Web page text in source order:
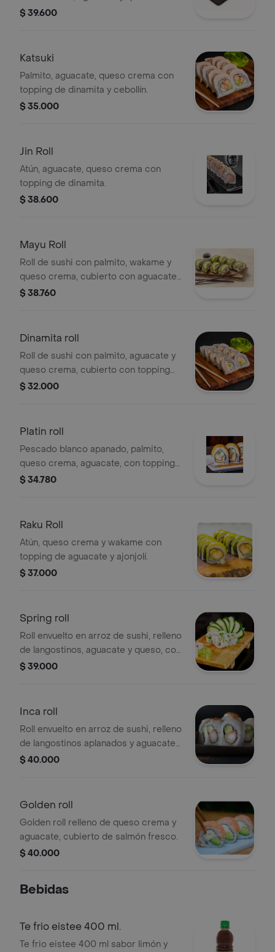
crema, cubierto con wakame y
$ 39.600
Katsuki
Palmito, aguacate, queso crema con
topping de dinamita y cebollín.
$ 35.000
Jin Roll
Atún, aguacate, queso crema con
topping de dinamita.
$ 38.600
Mayu Roll
Roll de sushi con palmito, wakame y
queso crema, cubierto con aguacate
y semillas de ajonjolí.
$ 38.760
Dinamita roll
Roll de sushi con palmito, aguacate y
queso crema, cubierto con topping
de dinamita. Incluye semillas de
$ 32.000
Platin roll
Pescado blanco apanado, palmito,
queso crema, aguacate, con topping
de plátano.
$ 34.780
Raku Roll
Atún, queso crema y wakame con
topping de aguacate y ajonjolí.
$ 37.000
Spring roll
Roll envuelto en arroz de sushi, relleno
de langostinos, aguacate y queso, con
topping de cilantro.
$ 39.000
Inca roll
Roll envuelto en arroz de sushi, relleno
de langostinos aplanados y aguacate,
cubierto de pescado blanco con
$ 40.000
Golden roll
Golden roll relleno de queso crema y
aguacate, cubierto de salmón fresco.
$ 40.000
Bebidas
Te frio eistee 400 ml.
Te frio eistee 400 ml sabor limón y